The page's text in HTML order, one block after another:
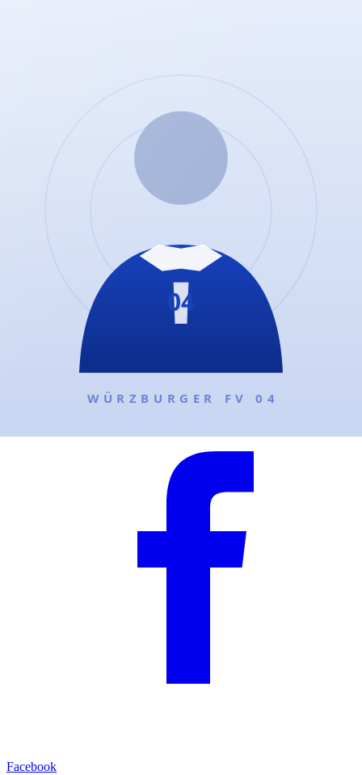
@wuerzburgerfv
Facebook